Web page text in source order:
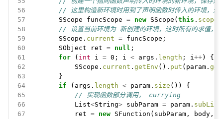
56
// 这里构造新环境时用到了声明函数时传入的环境，
57
SScope funcScope = new SScope( this . scope
58
// 设置当前环境为 新创建的环境，这时所有的求值，
59
SScope. current =
funcScope;
60
SObject ret = null ;
61
for ( int i = 0; i < args. length ; i++)
{
62
SScope. current . getEnv (). put (param. get
63
}
64
if (args. length < param. size ())
{
65
// 实现函数部分调用， currying
66
List<String> subParam = param. subList
67
ret = new SFunction(subParam, body,